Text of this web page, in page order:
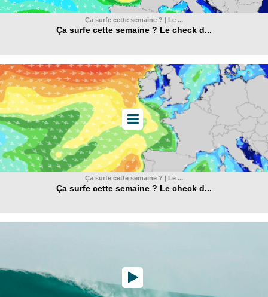
Ça surfe cette semaine ? | Le ...
Ça surfe cette semaine ? Le check d...
Ça surfe cette semaine ? | Le ...
Ça surfe cette semaine ? Le check d...